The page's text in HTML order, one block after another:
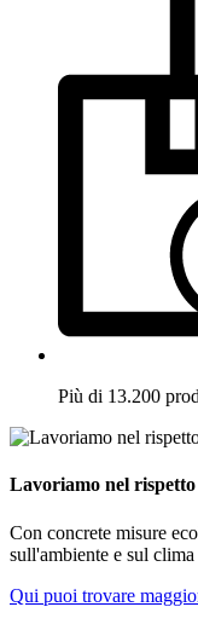
Più di 13.200
Lavoriamo nel
Con concrete misure
sull'ambiente e sul
Qui puoi trovare